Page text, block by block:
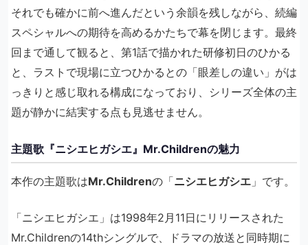
それでも確かに前へ進んだという余韻を残しながら、続編
スペシャルへの期待を高めるかたちで幕を閉じます。最終
回まで通して観ると、第1話で描かれた研修初日のひかる
と、ラストで現場に立つひかるとの「眼差しの違い」がは
っきりと感じ取れる構成になっており、シリーズ全体の主
題が静かに結実する点も見逃せません。
主題歌『ニシエヒガシエ』Mr.Childrenの魅力
本作の主題歌はMr.Childrenの「ニシエヒガシエ 」です。
「ニシエヒガシエ」は1998年2月11日にリリースされた
Mr.Childrenの14thシングルで、ドラマの放送と同時期に